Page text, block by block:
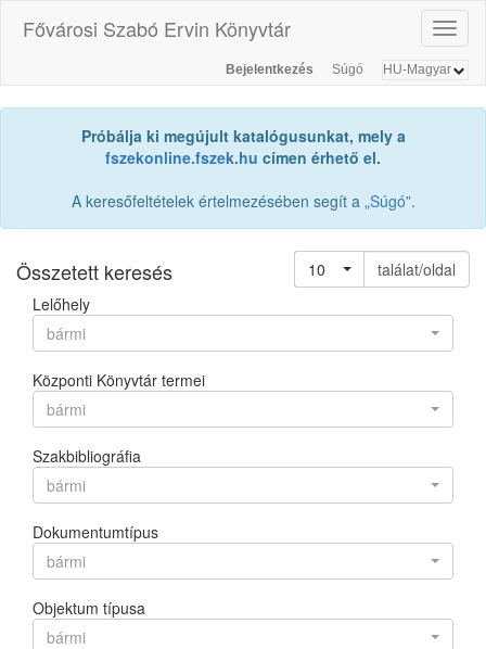
Fővárosi Szabó Ervin Könyvtár
Bejelentkezés Súgó
Próbálja ki megújult katalógusunkat, mely a
fszekonline.fszek.hu címen érhető el.
A keresőfeltételek értelmezésében segít a „Súgó”.
Összetett keresés 10
találat/oldal
Lelőhely
bármi
Központi Könyvtár termei
bármi
Szakbibliográfia
bármi
Dokumentumtípus
bármi
Objektum típusa
bármi